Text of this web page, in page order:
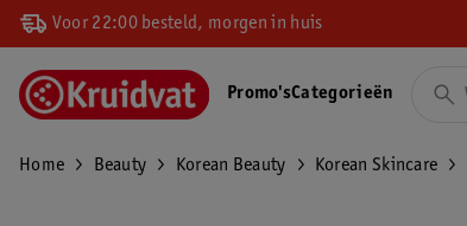
Voor 22:00 besteld, morgen in huis
Promo'sCategorieën
Home Beauty Korean Beauty Korean Skincare